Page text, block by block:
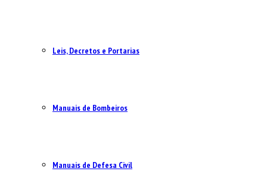
Leis, Decretos e Portarias
Manuais de Bombeiros
Manuais de Defesa Civil